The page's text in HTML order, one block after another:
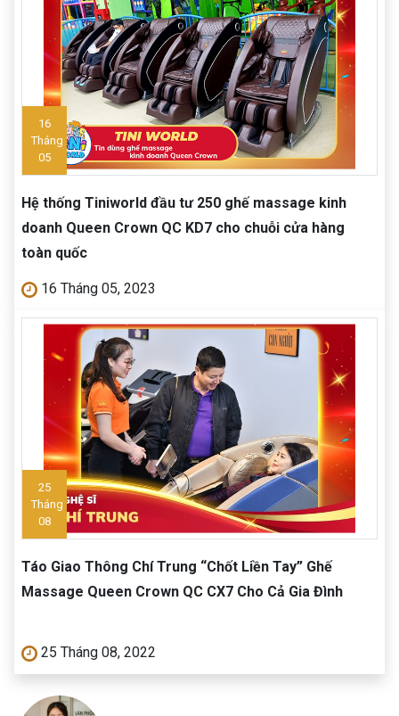
16
Tháng
05
Hệ thống Tiniworld đầu tư 250 ghế massage kinh
doanh Queen Crown QC KD7 cho chuỗi cửa hàng
toàn quốc
16 Tháng 05, 2023
25
Tháng
08
Táo Giao Thông Chí Trung “Chốt Liền Tay” Ghế
Massage Queen Crown QC CX7 Cho Cả Gia Đình
25 Tháng 08, 2022